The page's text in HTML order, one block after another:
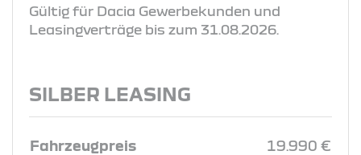
Gültig für Dacia Gewerbekunden und
Leasingverträge bis zum 31.08.2026.
SILBER LEASING
Fahrzeugpreis
19.990 €